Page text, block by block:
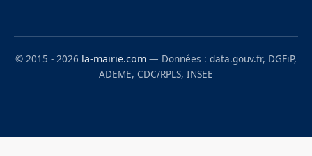
© 2015 - 2026 la-mairie.com — Données : data.gouv.fr, DGFiP,
ADEME, CDC/RPLS, INSEE